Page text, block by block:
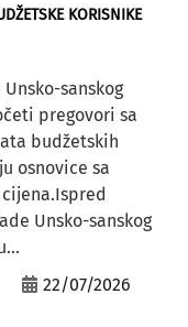
KORISNIKE
sanskog
pregovori sa
budžetskih
osnovice sa
Unsko-sanskog
22/07/2026